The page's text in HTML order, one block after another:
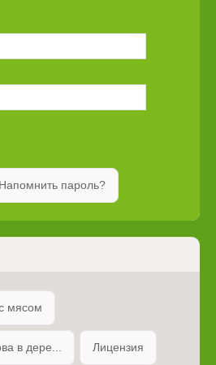
Напомнить пароль?
мясом
в дере... Лицензия